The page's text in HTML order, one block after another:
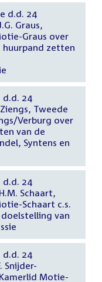
d.d. 24
Graus,
Graus over
huurpand zetten
d.d. 24
Tweede
Verburg over
van de
Syntens en
d.d. 24
Schaart,
Schaart c.s.
van
d.d. 24
Snijder-
Motie-